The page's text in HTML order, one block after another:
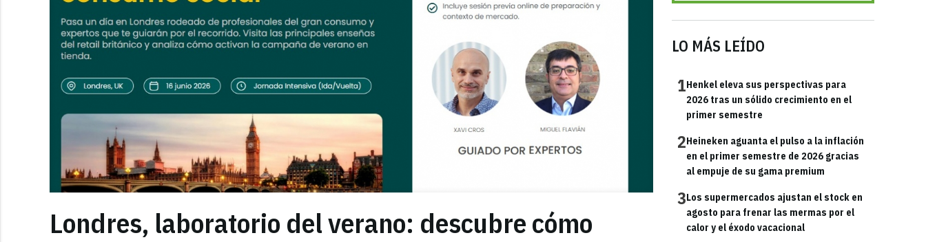
Londres, laboratorio del verano: descubre cómo
LO MÁS LEÍDO
1Henkel eleva sus perspectivas para
2026 tras un sólido crecimiento en el
primer semestre
2Heineken aguanta el pulso a la inflación
en el primer semestre de 2026 gracias
al empuje de su gama premium
3Los supermercados ajustan el stock en
agosto para frenar las mermas por el
calor y el éxodo vacacional